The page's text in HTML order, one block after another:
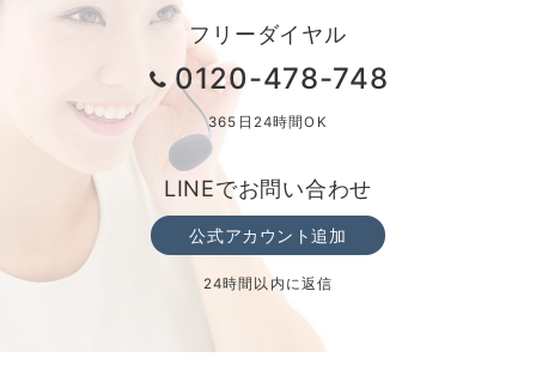
フリーダイヤル
0120-478-748
365日24時間OK
LINEでお問い合わせ
公式アカウント追加
24時間以内に返信